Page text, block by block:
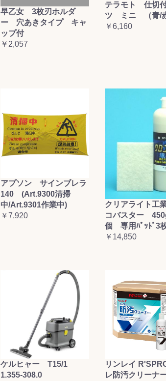
お買い物を続ける カー
早乙女 3枚刃ホルダ
ー 穴あきタイプ キャ
ップ付
￥2,057
テラモト 仕切
ツ ミニ （青/
￥6,160
アプソン サインブレラ
140 (Art.9300清掃
中/Art.9301作業中)
￥7,920
クリアライト工
コバスター
個 専用ﾊﾟｯﾄﾞ3
￥14,850
ケルヒャー T15/1
1.355-308.0
リンレイ
レ防汚クリーナ